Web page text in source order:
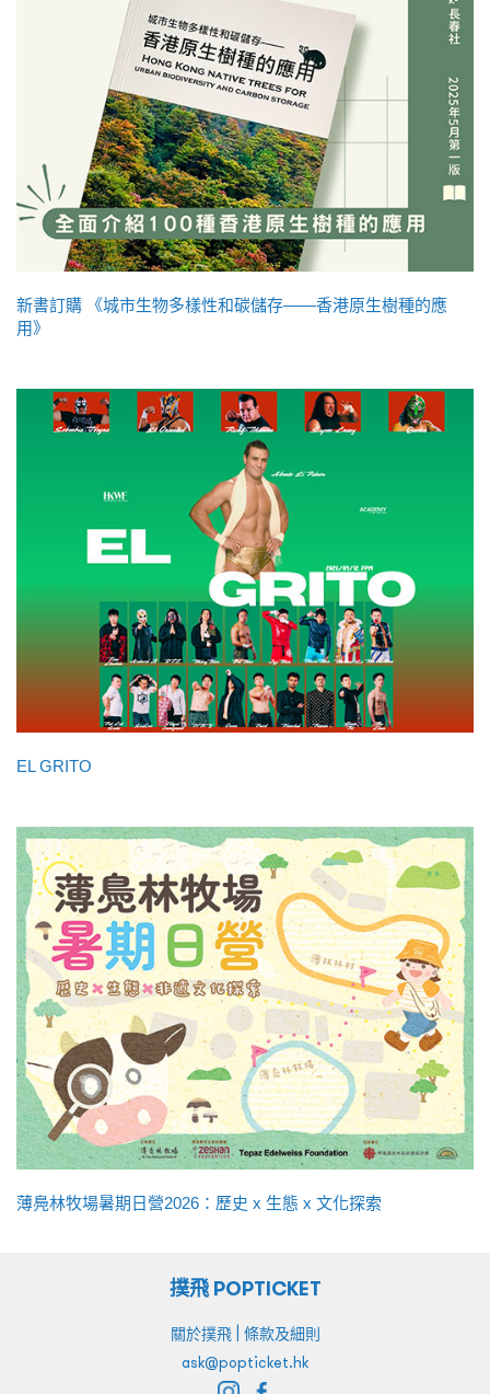
新書訂購 《城市生物多樣性和碳儲存——香港原生樹種的應
用》
EL GRITO
薄鳧林牧場暑期日營2026：歷史 x 生態 x 文化探索
撲飛 POPTICKET
關於撲飛| 條款及細則
ask@popticket.hk